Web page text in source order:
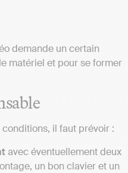
demande un certain
matériel et pour se former
il faut prévoir :
avec éventuellement deux
un bon clavier et un